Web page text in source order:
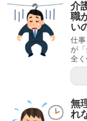
介
職
い
仕
が
全
無
れ